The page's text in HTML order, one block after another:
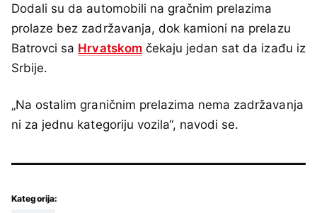
Dodali su da automobili na gračnim prelazima
prolaze bez zadržavanja, dok kamioni na prelazu
Batrovci sa Hrvatskomčekaju jedan sat da izađu iz
Srbije.
„Na ostalim graničnim prelazima nema zadržavanja
ni za jednu kategoriju vozila“, navodi se.
Kategorija: